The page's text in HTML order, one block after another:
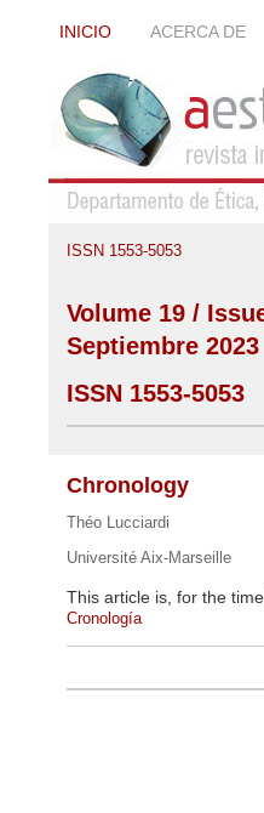
INICIO ACERCA DE
ISSN 1553-5053
Volume 19 /
Septiembre 2023
ISSN 1553-5053
Chronology
Théo Lucciardi
Université Aix-Marseille
This article is, for the
Cronología